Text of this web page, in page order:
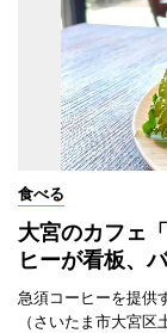
食べる
大宮のカフェ
ヒーが看板、
急須コーヒーを提供
（さいたま市大宮区